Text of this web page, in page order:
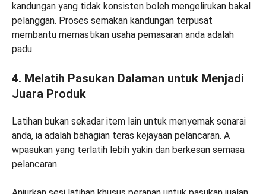
kandungan yang tidak konsisten boleh mengelirukan bakal
pelanggan. Proses semakan kandungan terpusat
membantu memastikan usaha pemasaran anda adalah
padu.
4. Melatih Pasukan Dalaman untuk Menjadi
Juara Produk
Latihan bukan sekadar item lain untuk menyemak senarai
anda, ia adalah bahagian teras kejayaan pelancaran. A
wpasukan yang terlatih lebih yakin dan berkesan semasa
pelancaran.